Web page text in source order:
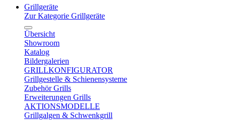
Grillgeräte
Zur Kategorie Grillgeräte
Übersicht
Showroom
Katalog
Bildergalerien
GRILLKONFIGURATOR
Grillgestelle & Schienensysteme
Zubehör Grills
Erweiterungen Grills
AKTIONSMODELLE
Grillgalgen & Schwenkgrill